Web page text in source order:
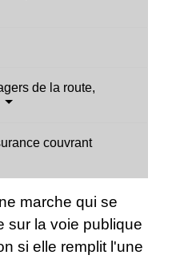
de la route,
couvrant
marche qui se
sur la voie publique
si elle remplit l'une